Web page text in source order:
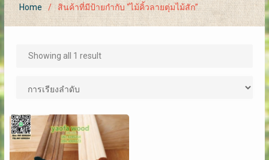
Home สินค้าที่มีป้ายกำกับ “ไม้คิ้วลายตุ่มไม้สัก”
Showing all 1 result